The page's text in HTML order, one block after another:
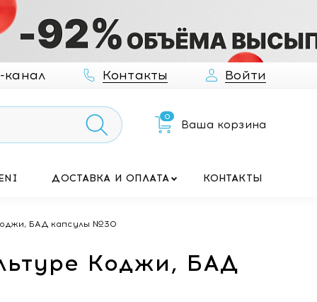
канал Контакты Войти
0
Ваша корзина
ДОСТАВКА И ОПЛАТА КОНТАКТЫ
БАД капсулы №30
Коджи, БАД